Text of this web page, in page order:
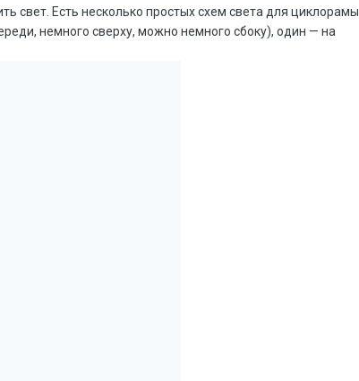
свет. Есть несколько простых схем света для циклорамы.
немного сверху, можно немного сбоку), один — на